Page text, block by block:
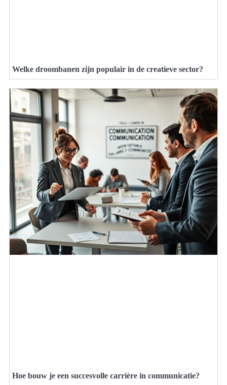
Welke droombanen zijn populair in de creatieve sector?
Hoe bouw je een succesvolle carrière in communicatie?